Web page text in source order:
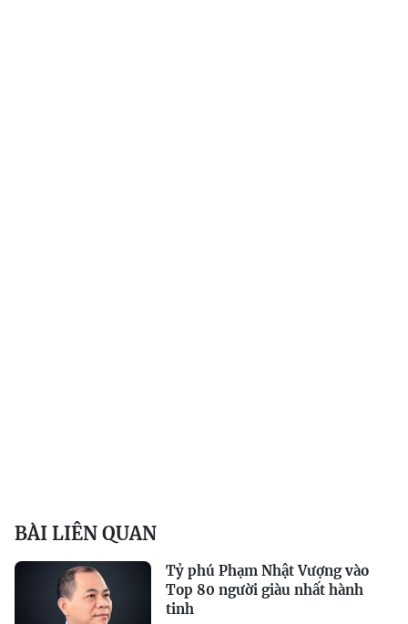
BÀI LIÊN QUAN
Tỷ phú Phạm Nhật Vượng vào
Top 80 người giàu nhất hành
tinh